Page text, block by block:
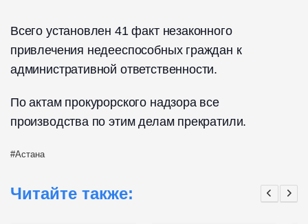
Всего установлен 41 факт незаконного
привлечения недееспособных граждан к
административной ответственности.
По актам прокурорского надзора все
производства по этим делам прекратили.
Астана
Читайте также: